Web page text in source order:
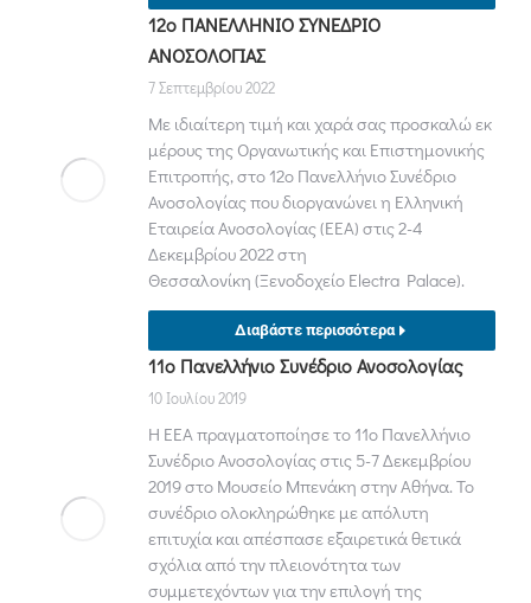
12ο ΠΑΝΕΛΛΗΝΙΟ ΣΥΝΕΔΡΙΟ
ΑΝΟΣΟΛΟΓΙΑΣ
7 Σεπτεμβρίου 2022
Με ιδιαίτερη τιμή και χαρά σας προσκαλώ εκ
μέρους της Οργανωτικής και Επιστημονικής
Επιτροπής, στο 12ο Πανελλήνιο Συνέδριο
Ανοσολογίας που διοργανώνει η Ελληνική
Εταιρεία Ανοσολογίας (ΕΕΑ) στις 2-4
Δεκεμβρίου 2022 στη
Θεσσαλονίκη (Ξενοδοχείο Electra Palace).
Διαβάστε περισσότερα
11ο Πανελλήνιο Συνέδριο Ανοσολογίας
10 Ιουλίου 2019
Η ΕΕΑ πραγματοποίησε το 11ο Πανελλήνιο
Συνέδριο Ανοσολογίας στις 5-7 Δεκεμβρίου
2019 στο Μουσείο Μπενάκη στην Αθήνα. Το
συνέδριο ολοκληρώθηκε με απόλυτη
επιτυχία και απέσπασε εξαιρετικά θετικά
σχόλια από την πλειονότητα των
συμμετεχόντων για την επιλογή της